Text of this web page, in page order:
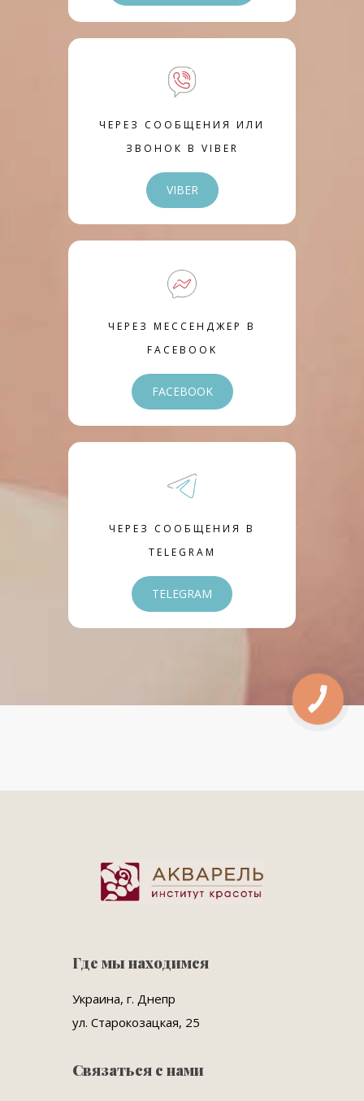
ЧЕРЕЗ СООБЩЕНИЯ ИЛИ
ЗВОНОК В VIBER
VIBER
ЧЕРЕЗ МЕССЕНДЖЕР В
FACEBOOK
FACEBOOK
ЧЕРЕЗ СООБЩЕНИЯ В
TELEGRAM
TELEGRAM
Где мы находимся
Украина, г. Днепр
ул. Старокозацкая, 25
Связаться с нами